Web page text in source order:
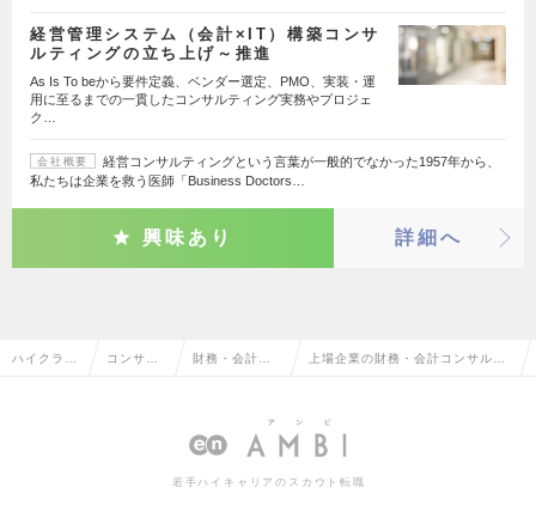
経営管理システム（会計×IT）構築コンサ
ルティングの立ち上げ～推進
As Is To beから要件定義、ベンダー選定、PMO、実装・運
用に至るまでの一貫したコンサルティング実務やプロジェ
ク…
会社概要
経営コンサルティングという言葉が一般的でなかった1957年から、
私たちは企業を救う医師「Business Doctors…
興味あり 詳細へ
ハイクラス コンサル 財務・会計コ 上場企業の財務・会計コンサルタ
若手ハイキャリアのスカウト転職